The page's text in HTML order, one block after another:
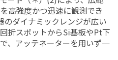
高強度かつ迅速に観測でき
のダイナミックレンジが広い
折スポットからSi基板やPt下
、アッテネーターを用いず一